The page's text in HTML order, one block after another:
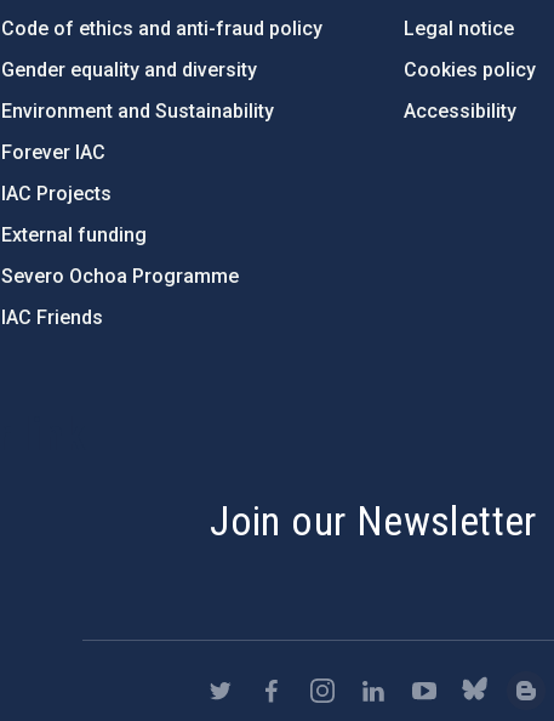
Code of ethics and anti-fraud policy
Gender equality and diversity
Environment and Sustainability
Forever IAC
IAC Projects
External funding
Severo Ochoa Programme
IAC Friends
Legal notice
Cookies policy
Accessibility
Join our Newsletter